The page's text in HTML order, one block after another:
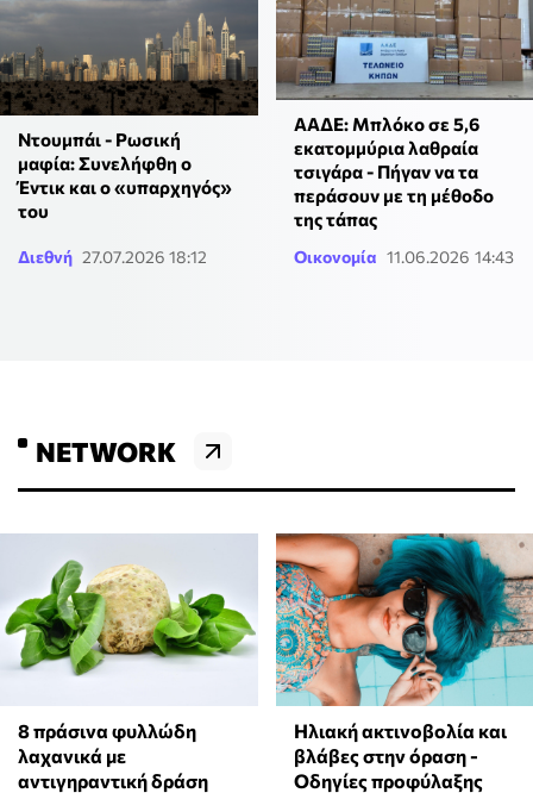
Ντουμπάι - Ρωσική
μαφία: Συνελήφθη ο
Έντικ και ο «υπαρχηγός»
του
Διεθνή 27.07.2026 18:12
ΑΑΔΕ: Μπλόκο σε 5,6
εκατομμύρια λαθραία
τσιγάρα - Πήγαν να τα
περάσουν με τη μέθοδο
της τάπας
Οικονομία 11.06.2026 14:43
NETWORK
8 πράσινα φυλλώδη
λαχανικά με
αντιγηραντική δράση
Ηλιακή ακτινοβολία και
βλάβες στην όραση -
Οδηγίες προφύλαξης